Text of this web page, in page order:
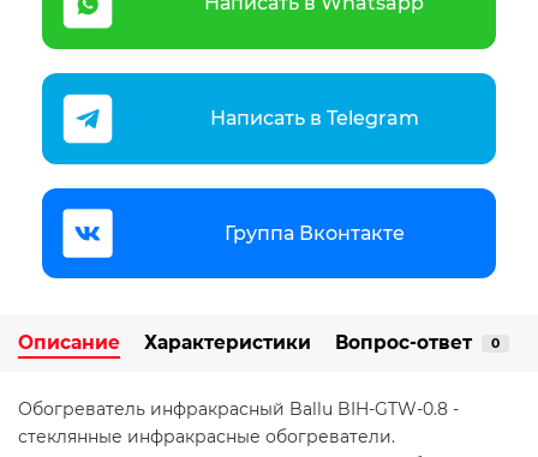
Написать в Telegram
Группа Вконтакте
Описание Характеристики Вопрос-ответ 0
Обогреватель инфракрасный Ballu BIH-GTW-0.8 -
стеклянные инфракрасные обогреватели.